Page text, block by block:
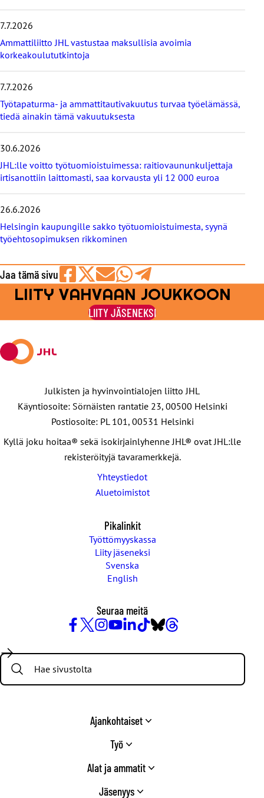
ä
t
u
u
t
i
e
t
7.7.2026
Ammattiliitto JHL vastustaa maksullisia avoimia
korkeakoulututkintoja
7.7.2026
Työtapaturma- ja ammattitautivakuutus turvaa työelämässä,
tiedä ainakin tämä vakuutuksesta
30.6.2026
JHL:lle voitto työtuomioistuimessa: raitiovaununkuljettaja
irtisanottiin laittomasti, saa korvausta yli 12 000 euroa
26.6.2026
Helsingin kaupungille sakko työtuomioistuimesta, syynä
työehtosopimuksen rikkominen
Jaa tämä sivu
Jaa
Facebookissa
Jaa
viestipalvelu
X:ssä
Jaa
sähköpostilla
Jaa
WhatsAppilla
Jaa
Telegramilla
LIITY VAHVAAN JOUKKOON
LIITY JÄSENEKSI
Julkisten ja hyvinvointialojen liitto JHL
Käyntiosoite: Sörnäisten rantatie 23, 00500 Helsinki
Postiosoite: PL 101, 00531 Helsinki
Kyllä joku hoitaa® sekä isokirjainlyhenne JHL® ovat JHL:lle
rekisteröityjä tavaramerkkejä.
Yhteystiedot
Aluetoimistot
Pikalinkit
Työttömyyskassa
Liity jäseneksi
Svenska
English
Seuraa meitä
/
Twitter
Search:
Ajankohtaiset
Työ
Alat ja ammatit
Jäsenyys